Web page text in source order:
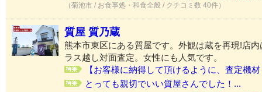
（菊池市 / お食事処・和食全般 / クチコミ数 40件）
質屋 質乃蔵
熊本市東区にある質屋です。外観は蔵を再現!店
ラス越し対面査定。女性にも人気です。
【お客様に納得して頂けるように、査定機
とっても親切でいい質屋さんでした！...